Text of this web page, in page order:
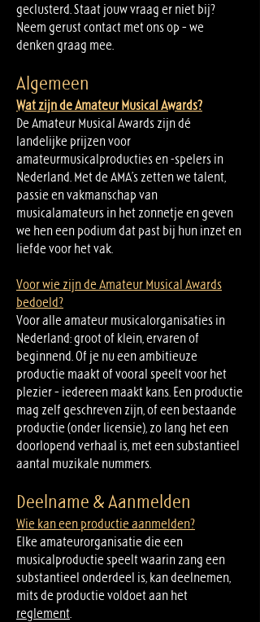
geclusterd. Staat jouw vraag er niet bij?
Neem gerust contact met ons op – we
denken graag mee.
Algemeen
Wat zijn de Amateur Musical Awards?
De Amateur Musical Awards zijn dé
landelijke prijzen voor
amateurmusicalproducties en -spelers in
Nederland. Met de AMA’s zetten we talent,
passie en vakmanschap van
musicalamateurs in het zonnetje en geven
we hen een podium dat past bij hun inzet en
liefde voor het vak.
Voor wie zijn de Amateur Musical Awards
bedoeld?
Voor alle amateur musicalorganisaties in
Nederland: groot of klein, ervaren of
beginnend. Of je nu een ambitieuze
productie maakt of vooral speelt voor het
plezier – iedereen maakt kans. Een productie
mag zelf geschreven zijn, of een bestaande
productie (onder licensie), zo lang het een
doorlopend verhaal is, met een substantieel
aantal muzikale nummers.
Deelname & Aanmelden
Wie kan een productie aanmelden?
Elke amateurorganisatie die een
musicalproductie speelt waarin zang een
substantieel onderdeel is, kan deelnemen,
mits de productie voldoet aan het
reglement.